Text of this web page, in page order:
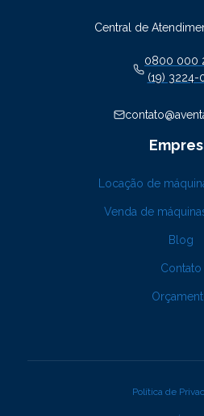
Central de
0800 000
(19) 3224-
Locação de
Venda de
Blog
Contato
Política de